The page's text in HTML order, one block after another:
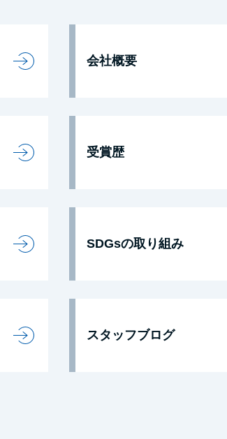
会社概要
受賞歴
SDGsの取り組み
スタッフブログ